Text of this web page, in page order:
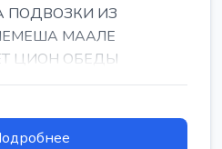
ПОДВОЗКИ ИЗ
МААЛЕ
ЦИОН ОБЕДЫ
ИНГА